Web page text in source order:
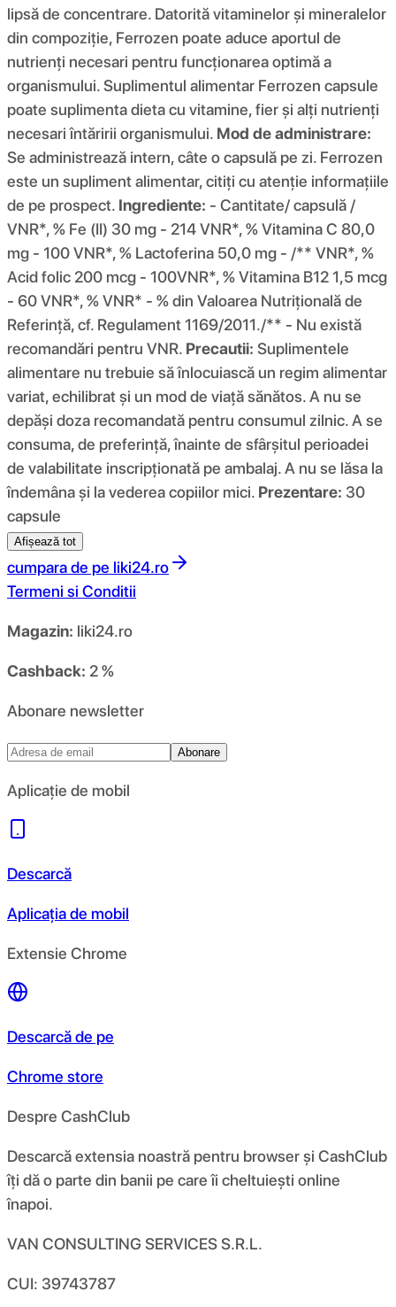
lipsă de concentrare. Datorită vitaminelor și mineralelor
din compoziție, Ferrozen poate aduce aportul de
nutrienți necesari pentru funcționarea optimă a
organismului. Suplimentul alimentar Ferrozen capsule
poate suplimenta dieta cu vitamine, fier și alți nutrienți
necesari întăririi organismului. Mod de administrare:
Se administrează intern, câte o capsulă pe zi. Ferrozen
este un supliment alimentar, citiți cu atenție informațiile
de pe prospect. Ingrediente: - Cantitate/ capsulă /
VNR*, % Fe (II) 30 mg - 214 VNR*, % Vitamina C 80,0
mg - 100 VNR*, % Lactoferina 50,0 mg - /** VNR*, %
Acid folic 200 mcg - 100VNR*, % Vitamina B12 1,5 mcg
- 60 VNR*, % VNR* - % din Valoarea Nutrițională de
Referință, cf. Regulament 1169/2011./** - Nu există
recomandări pentru VNR. Precautii: Suplimentele
alimentare nu trebuie să înlocuiască un regim alimentar
variat, echilibrat și un mod de viață sănătos. A nu se
depăşi doza recomandată pentru consumul zilnic. A se
consuma, de preferință, înainte de sfârșitul perioadei
de valabilitate inscripționată pe ambalaj. A nu se lăsa la
îndemâna și la vederea copiilor mici. Prezentare: 30
capsule
Afișează tot
cumpara de pe liki24.ro
Termeni si Conditii
Magazin: liki24.ro
Cashback: 2 %
Abonare newsletter
Abonare
Aplicație de mobil
Descarcă
Aplicația de mobil
Extensie Chrome
Descarcă de pe
Chrome store
Despre CashClub
Descarcă extensia noastră pentru browser și CashClub
îți dă o parte din banii pe care îi cheltuiești online
înapoi.
VAN CONSULTING SERVICES S.R.L.
CUI: 39743787